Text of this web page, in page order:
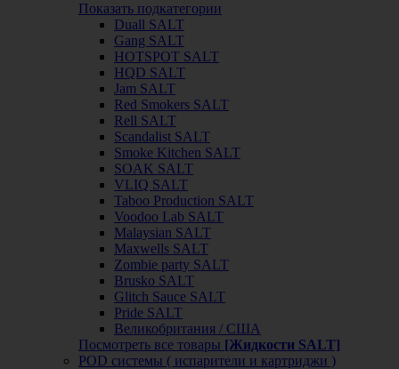
Показать подкатегории
Duall SALT
Gang SALT
HOTSPOT SALT
HQD SALT
Jam SALT
Red Smokers SALT
Rell SALT
Scandalist SALT
Smoke Kitchen SALT
SOAK SALT
VLIQ SALT
Taboo Production SALT
Voodoo Lab SALT
Malaysian SALT
Maxwells SALT
Zombie party SALT
Brusko SALT
Glitch Sauce SALT
Pride SALT
Великобритания / США
Посмотреть все товары [Жидкости SALT]
POD системы ( испарители и картриджи )